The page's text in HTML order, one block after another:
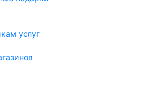
услуг